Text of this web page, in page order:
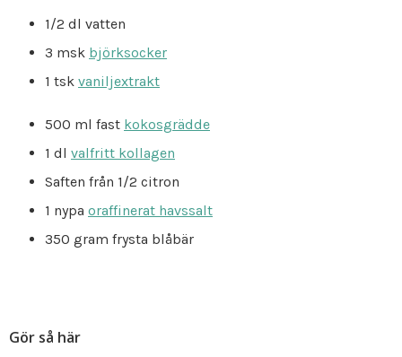
1/2 dl vatten
3 msk björksocker
1 tsk vaniljextrakt
500 ml fast kokosgrädde
1 dl valfritt kollagen
Saften från 1/2 citron
1 nypa oraffinerat havssalt
350 gram frysta blåbär
Gör så här